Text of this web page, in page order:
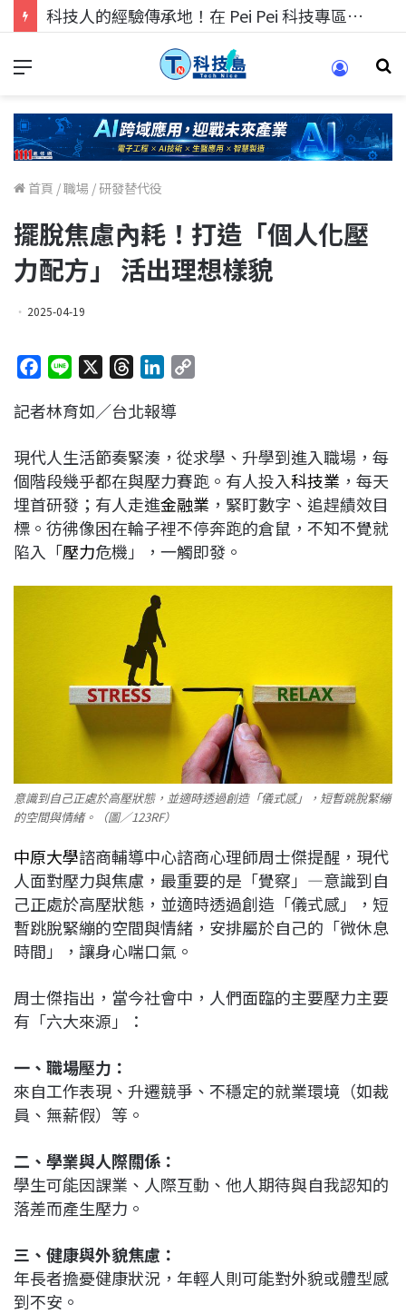
科技人找工作，就到TECH+ 科技專區!
首頁 /職場 / 研發替代役
擺脫焦慮內耗！打造「個人化壓
力配方」 活出理想樣貌
2025-04-19
c
b
o
o
k
n
r
a
d
s
n
e
d
I
n
L
i
n
k
記者林育如／台北報導
現代人生活節奏緊湊，從求學、升學到進入職場，每
個階段幾乎都在與壓力賽跑。有人投入科技業 ，每天
埋首研發；有人走進金融業 ，緊盯數字、追趕績效目
標。彷彿像困在輪子裡不停奔跑的倉鼠，不知不覺就
陷入「壓力危機」，一觸即發。
意識到自己正處於高壓狀態，並適時透過創造「儀式感」，短暫跳脫緊繃
的空間與情緒。（圖／123RF）
中原大學諮商輔導中心諮商心理師周士傑提醒，現代
人面對壓力與焦慮，最重要的是「覺察」—意識到自
己正處於高壓狀態，並適時透過創造「儀式感」，短
暫跳脫緊繃的空間與情緒，安排屬於自己的「微休息
時間」，讓身心喘口氣。
周士傑指出，當今社會中，人們面臨的主要壓力主要
有「六大來源」：
一、職場壓力：
來自工作表現、升遷競爭、不穩定的就業環境（如裁
員、無薪假）等。
二、學業與人際關係：
學生可能因課業、人際互動、他人期待與自我認知的
落差而產生壓力。
三、健康與外貌焦慮：
年長者擔憂健康狀況，年輕人則可能對外貌或體型感
到不安。